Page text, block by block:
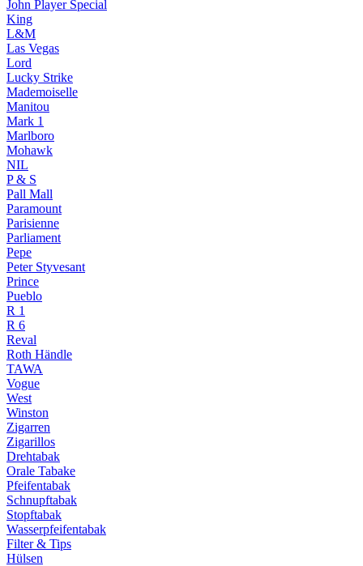
John Player Special
King
L&M
Las Vegas
Lord
Lucky Strike
Mademoiselle
Manitou
Mark 1
Marlboro
Mohawk
NIL
P & S
Pall Mall
Paramount
Parisienne
Parliament
Pepe
Peter Styvesant
Prince
Pueblo
R 1
R 6
Reval
Roth Händle
TAWA
Vogue
West
Winston
Zigarren
Zigarillos
Drehtabak
Orale Tabake
Pfeifentabak
Schnupftabak
Stopftabak
Wasserpfeifentabak
Filter & Tips
Hülsen